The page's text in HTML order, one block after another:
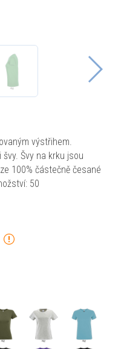
výstřihem.
Švy na krku jsou
100% částečně česané
50